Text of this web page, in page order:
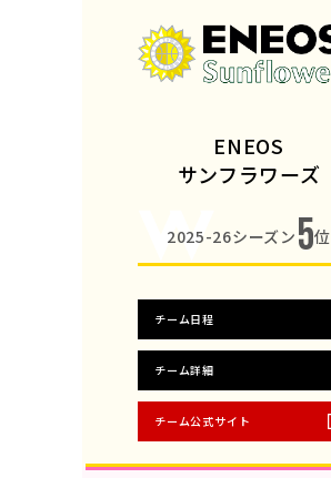
ENEOS
サンフラワーズ
2025-26シーズン 5位
チーム日程
チーム詳細
チーム公式サイト